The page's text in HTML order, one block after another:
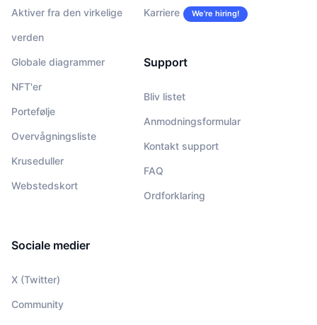
Aktiver fra den virkelige
verden
Globale diagrammer
NFT'er
Portefølje
Overvågningsliste
Kruseduller
Webstedskort
Karriere We’re hiring!
Support
Bliv listet
Anmodningsformular
Kontakt support
FAQ
Ordforklaring
Sociale medier
X (Twitter)
Community